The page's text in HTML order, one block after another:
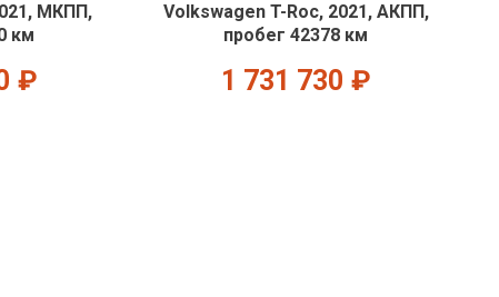
МКПП,
км
₽
Volkswagen T-Roc, 2021, АКПП,
пробег 42378 км
1 731 730 ₽